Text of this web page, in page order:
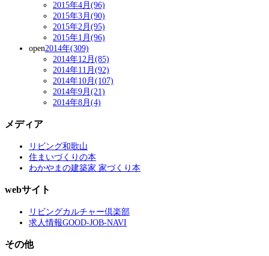
2015年4月(96)
2015年3月(90)
2015年2月(95)
2015年1月(96)
open2014年(309)
2014年12月(85)
2014年11月(92)
2014年10月(107)
2014年9月(21)
2014年8月(4)
メディア
リビング和歌山
住まいづくりの本
わかやまの建築家 家づくり本
webサイト
リビングカルチャー倶楽部
求人情報GOOD-JOB-NAVI
その他